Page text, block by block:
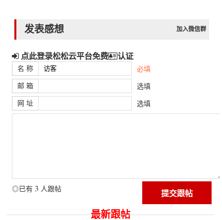
发表感想 加入微信群
点此登录松松云平台免费 认证
名 称 必填
邮 箱 选填
网 址 选填
◎已有 3 人跟帖
最新跟帖